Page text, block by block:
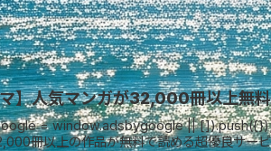
】人気マンガが32,000冊以上無
= window.adsbygoogle ||
冊以上の作品が無料で読める超優良サー